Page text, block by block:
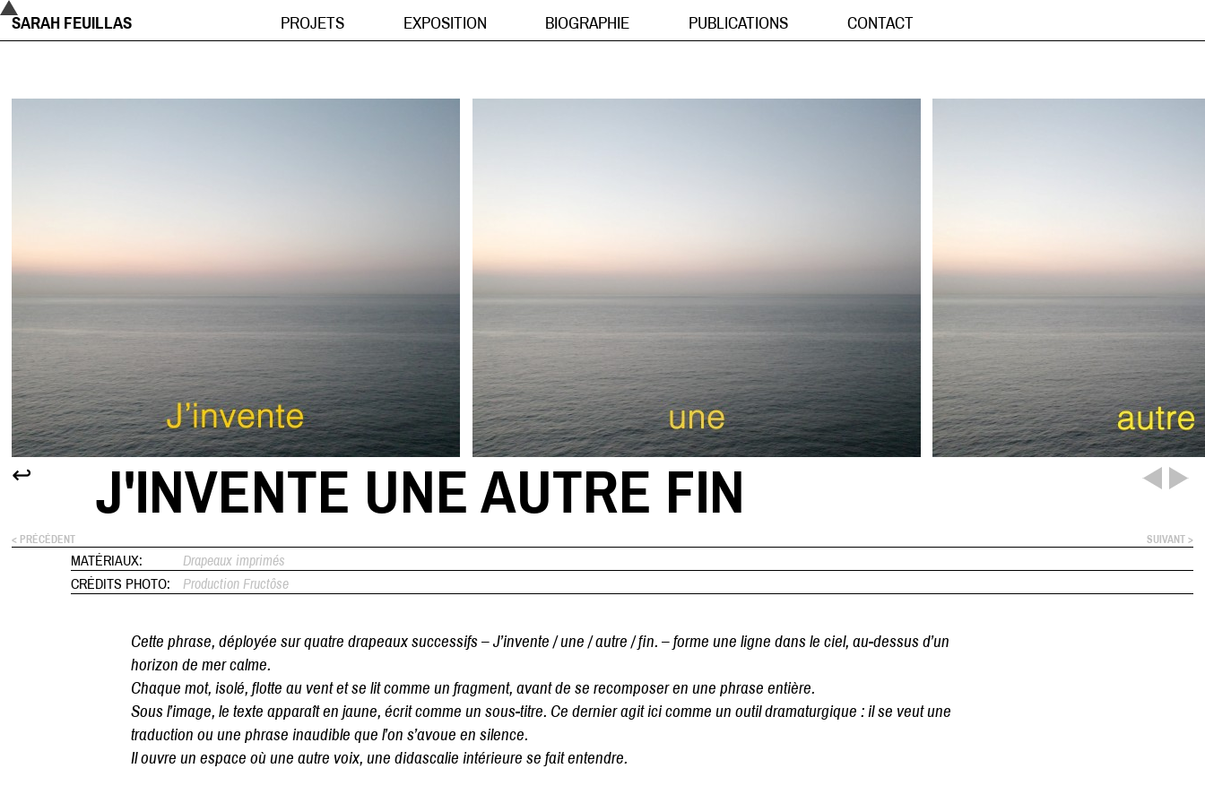
SARAH FEUILLAS PROJETS EXPOSITION BIOGRAPHIE PUBLICATIONS CONTACT
↩ J'INVENTE UNE AUTRE FIN
< PRÉCÉDENT SUIVANT >
MATÉRIAUX:
Drapeaux imprimés
CRÉDITS PHOTO:
Production Fructôse
Cette phrase, déployée sur quatre drapeaux successifs – J’invente / une / autre / fin. – forme une ligne dans le ciel, au-dessus d’un
horizon de mer calme.
Chaque mot, isolé, flotte au vent et se lit comme un fragment, avant de se recomposer en une phrase entière.
Sous l’image, le texte apparaît en jaune, écrit comme un sous-titre. Ce dernier agit ici comme un outil dramaturgique : il se veut une
traduction ou une phrase inaudible que l’on s’avoue en silence.
Il ouvre un espace où une autre voix, une didascalie intérieure se fait entendre.